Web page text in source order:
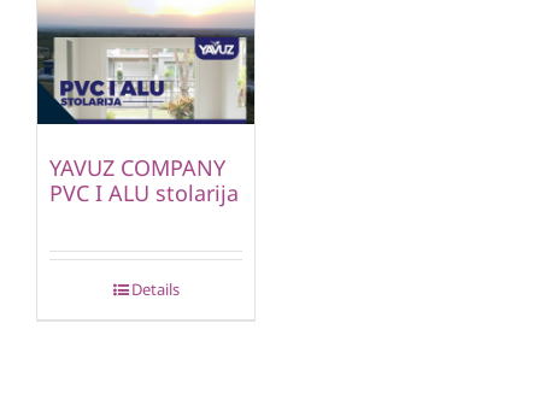
YAVUZ COMPANY
PVC I ALU stolarija
Details